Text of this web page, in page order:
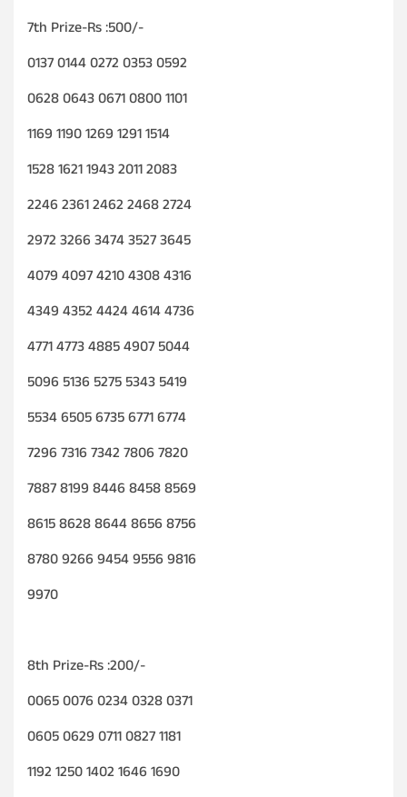
7th Prize-Rs :500/-
0137 0144 0272 0353 0592
0628 0643 0671 0800 1101
1169 1190 1269 1291 1514
1528 1621 1943 2011 2083
2246 2361 2462 2468 2724
2972 3266 3474 3527 3645
4079 4097 4210 4308 4316
4349 4352 4424 4614 4736
4771 4773 4885 4907 5044
5096 5136 5275 5343 5419
5534 6505 6735 6771 6774
7296 7316 7342 7806 7820
7887 8199 8446 8458 8569
8615 8628 8644 8656 8756
8780 9266 9454 9556 9816
9970
8th Prize-Rs :200/-
0065 0076 0234 0328 0371
0605 0629 0711 0827 1181
1192 1250 1402 1646 1690